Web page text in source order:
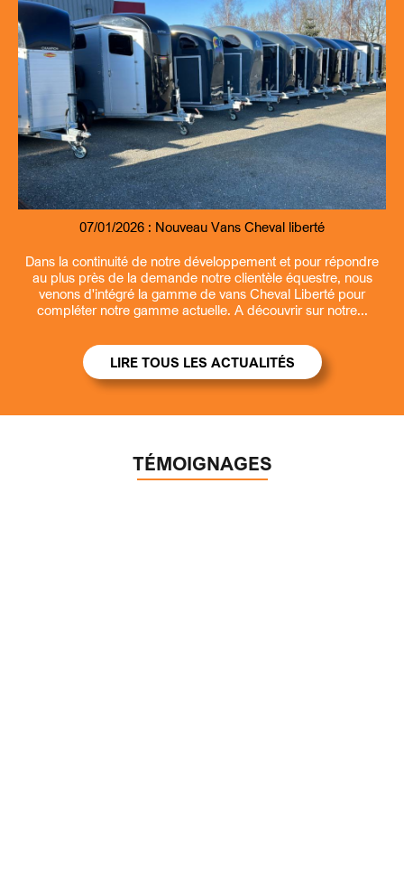
07/01/2026 : Nouveau Vans Cheval liberté
Dans la continuité de notre développement et pour répondre
au plus près de la demande notre clientèle équestre, nous
venons d'intégré la gamme de vans Cheval Liberté pour
compléter notre gamme actuelle. A découvrir sur notre...
07/01/2026 : Nouveau Remorque fourgon et benne Debon
13/03/2026 : Ouverture la samedi matin
09/07/2026 : Entretien et revisions remorques
LIRE TOUS LES ACTUALITÉS
TÉMOIGNAGES